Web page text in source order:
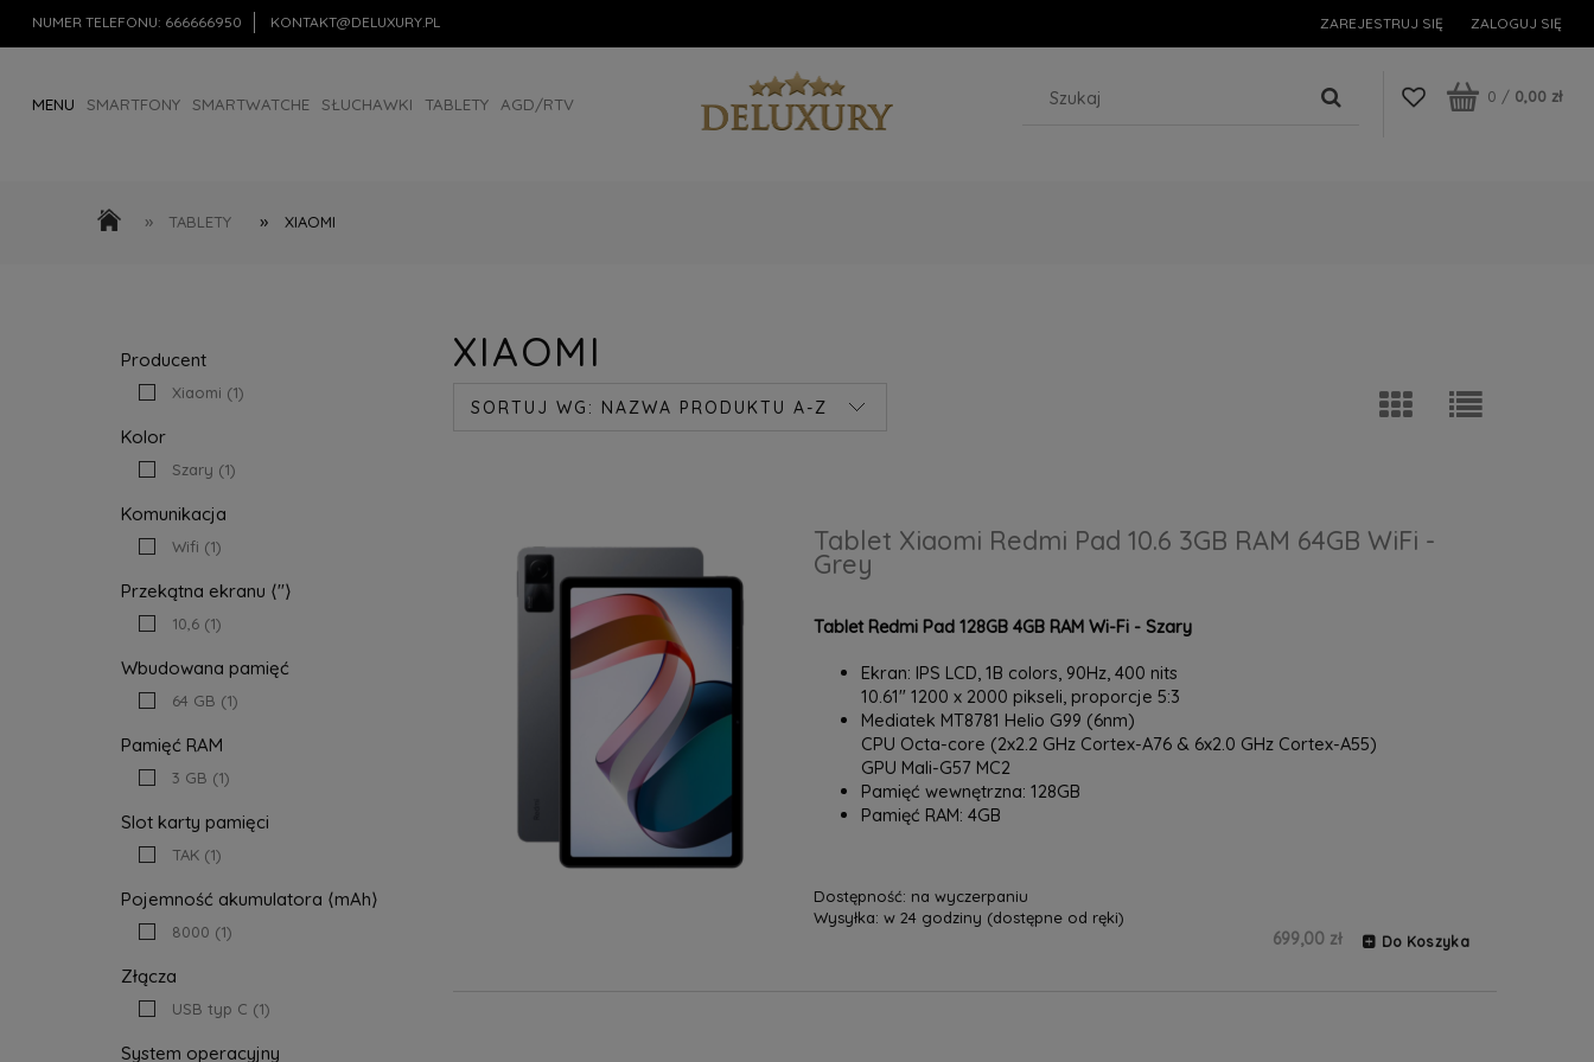
NUMER TELEFONU: 666666950 KONTAKT@DELUXURY.PL ZAREJESTRUJ SIĘ ZALOGUJ SIĘ
MENU SMARTFONY SMARTWATCHE SŁUCHAWKI TABLETY AGD/RTV 0 / 0,00 zł
» TABLETY » XIAOMI
Producent
Xiaomi (1)
Kolor
Szary (1)
Komunikacja
Wifi (1)
Przekątna ekranu ⟨"⟩
10,6 (1)
Wbudowana pamięć
64 GB (1)
Pamięć RAM
3 GB (1)
Slot karty pamięci
TAK (1)
Pojemność akumulatora ⟨mAh⟩
8000 (1)
Złącza
USB typ C (1)
System operacyjny
XIAOMI
SORTUJ WG: NAZWA PRODUKTU A-Z
Tablet Xiaomi Redmi Pad 10.6 3GB RAM 64GB WiFi -
Grey
Tablet Redmi Pad 128GB 4GB RAM Wi-Fi - Szary
Ekran: IPS LCD, 1B colors, 90Hz, 400 nits
10.61" 1200 x 2000 pikseli, proporcje 5:3
Mediatek MT8781 Helio G99 (6nm)
CPU Octa-core (2x2.2 GHz Cortex-A76 & 6x2.0 GHz Cortex-A55)
GPU Mali-G57 MC2
Pamięć wewnętrzna: 128GB
Pamięć RAM: 4GB
Dostępność: na wyczerpaniu
Wysyłka: w 24 godziny (dostępne od ręki)
699,00 zł Do Koszyka